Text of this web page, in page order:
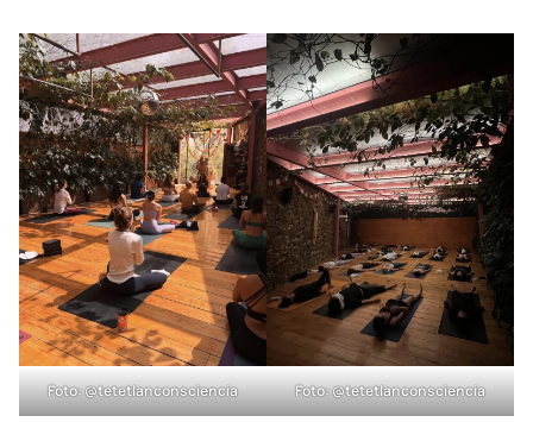
convertirse en un acto de presencia física, rodeado de
vegetación y protegido por un silencio que parece detener el
tiempo.